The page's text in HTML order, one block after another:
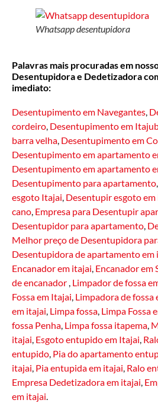
Whatsapp desentupidora
Palavras mais procuradas em
Desentupidora e Dedetizadora
imediato:
Desentupimento em Navegantes,
cordeiro, Desentupimento em
barra velha, Desentupimento em
Desentupimento em apartamento
Desentupimento em apartamento
Desentupimento para apartamento,
esgoto Itajai, Desentupir esgoto em
cano, Empresa para Desentupir
Desentupidor para apartamento,
Melhor preço de Desentupidora
Desentupidora de apartamento em
Encanador em itajai, Encanador em
de encanador , Limpador de fossa
Fossa em Itajai, Limpadora de fossa
em itajai, Limpa fossa, Limpa Fossa
fossa Penha, Limpa fossa itapema,
itajai, Esgoto entupido em Itajai,
entupido, Pia do apartamento
itajai, Pia entupida em itajai, Ralo
Empresa Dedetizadora em itajai,
em itajai.